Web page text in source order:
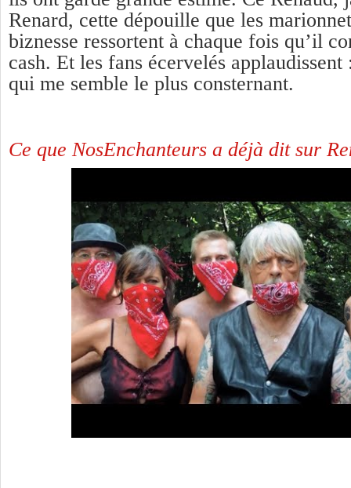
Renard, cette dépouille que les
biznesse ressortent à chaque fois qu’il
cash. Et les fans écervelés applaudissent
qui me semble le plus consternant.
Ce que NosEnchanteurs a déjà dit sur